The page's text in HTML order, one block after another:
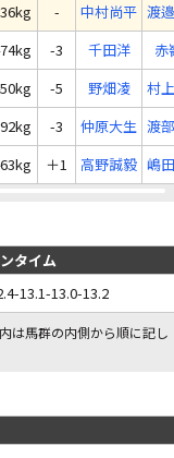
- 中村尚平 渡
-3 千田洋
赤
-5 野畑凌
村
-3 仲原大生 渡
＋1 高野誠毅 嶋
タイム
13.1-13.0-13.2
は馬群の内側から順に記し